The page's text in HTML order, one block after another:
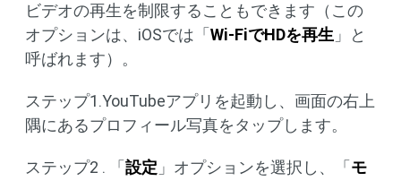
ビデオの再生を制限することもできます（この
オプションは、iOSでは「 Wi-FiでHDを再生 」と
呼ばれます）。
ステップ1.YouTubeアプリを起動し、画面の右上
隅にあるプロフィール写真をタップします。
ステップ2 . 「 設定 」オプションを選択し、「 モ